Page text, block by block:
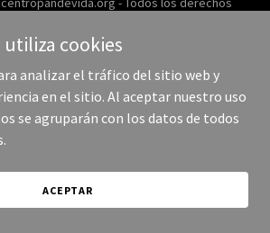
utiliza cookies
analizar el tráfico del sitio web y
en el sitio. Al aceptar nuestro uso
se agruparán con los datos de todos
ACEPTAR